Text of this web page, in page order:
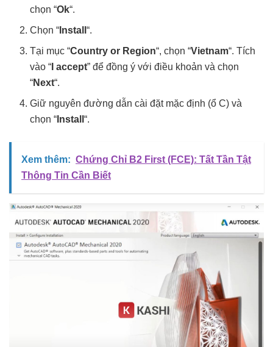
chọn “Ok“.
Chọn “ Install“.
Tại mục “Country or Region“, chọn “Vietnam“. Tích
vào “ I accept” để đồng ý với điều khoản và chọn
“Next“.
Giữ nguyên đường dẫn cài đặt mặc định (ổ C) và
chọn “ Install“.
Xem thêm: Chứng Chỉ B2 First (FCE): Tất Tần Tật
Thông Tin Cần Biết